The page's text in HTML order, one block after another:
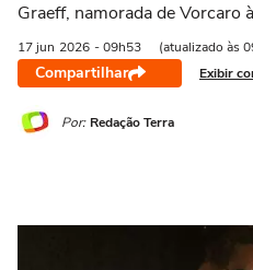
Graeff, namorada de Vorcaro
17 jun 2026 - 09h53 (atualizado às
Compartilhar Exibir
Por: Redação Terra